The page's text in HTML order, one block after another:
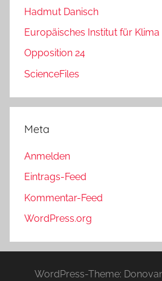
Hadmut Danisch
Europäisches Institut für
Opposition 24
ScienceFiles
Meta
Anmelden
Eintrags-Feed
Kommentar-Feed
WordPress.org
WordPress-Theme: